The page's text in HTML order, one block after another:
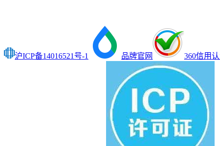
沪ICP备14016521号-1 品牌官网 360信用